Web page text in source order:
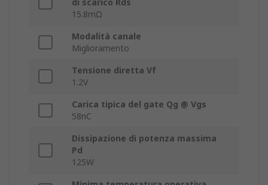
di scarico Rds
15.8mΩ
Modalità canale
Miglioramento
Tensione diretta Vf
1.2V
Carica tipica del gate Qg @ Vgs
58nC
Dissipazione di potenza massima
Pd
125W